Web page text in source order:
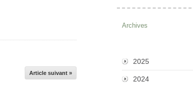
Article suivant »
Archives
2025
2024